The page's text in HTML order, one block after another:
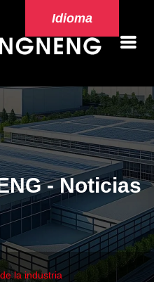
Idioma
- Noticias
la industria